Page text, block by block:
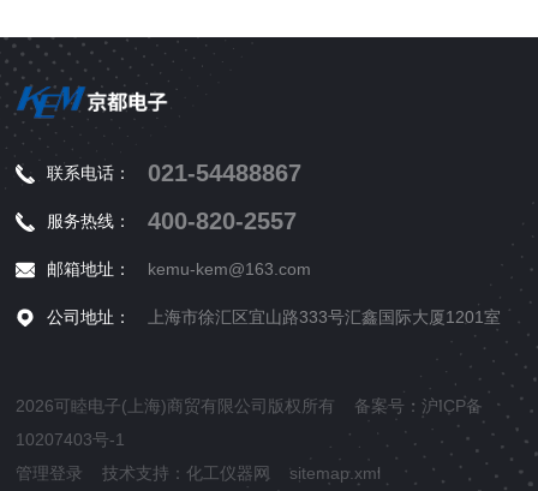
联系电话： 021-54488867
服务热线： 400-820-2557
邮箱地址： kemu-kem@163.com
公司地址： 上海市徐汇区宜山路333号汇鑫国际大厦1201室
2026可睦电子(上海)商贸有限公司版权所有 备案号：沪ICP备
10207403号-1
管理登录 技术支持：化工仪器网 sitemap.xml